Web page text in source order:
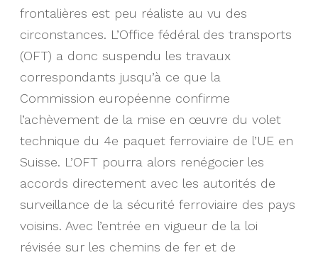
frontalières est peu réaliste au vu des
circonstances. L’Office fédéral des transports
(OFT) a donc suspendu les travaux
correspondants jusqu’à ce que la
Commission européenne confirme
l’achèvement de la mise en œuvre du volet
technique du 4e paquet ferroviaire de l’UE en
Suisse. L’OFT pourra alors renégocier les
accords directement avec les autorités de
surveillance de la sécurité ferroviaire des pays
voisins. Avec l’entrée en vigueur de la loi
révisée sur les chemins de fer et de